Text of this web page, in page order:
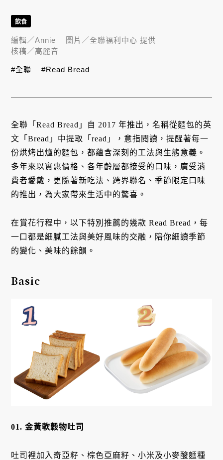
全聯「Read Bread」自 2017 年推出，名稱從麵包的英
文「Bread」中提取「read」，意指閱讀，提醒著每一
份烘烤出爐的麵包，都蘊含深刻的工法與生態意義。
多年來以實惠價格、各年齡層都接受的口味，廣受消
費者愛戴，更隨著新吃法、跨界聯名、季節限定口味
的推出，為大家帶來生活中的驚喜。
在賞花行程中，以下特別推薦的幾款 Read Bread，每
一口都是細膩工法與美好風味的交融，陪你細讀季節
的變化、美味的餘韻。
Basic
01. 金黃軟穀物吐司
吐司裡加入奇亞籽、棕色亞麻籽、小米及小麥酸麵種
飲食
編輯／Annie 圖片／全聯福利中心 提供
核稿／高麗音
#全聯 #Read Bread